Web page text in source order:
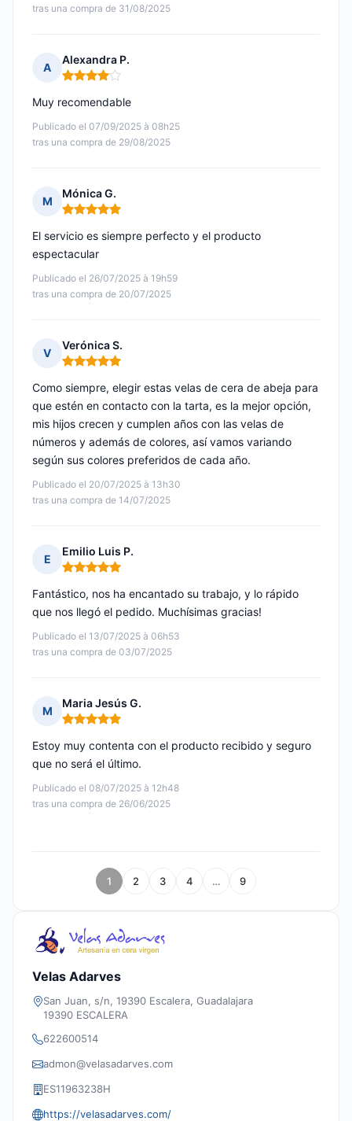
tras una compra de 31/08/2025
A
Alexandra P.
Nota: 4 de 5
Publicado el 07/09/2025 à 08h25
tras una compra de 29/08/2025
Muy recomendable
M
Mónica G.
Nota: 5 de 5
Publicado el 26/07/2025 à 19h59
tras una compra de 20/07/2025
El servicio es siempre perfecto y el producto
espectacular
V
Verónica S.
Nota: 5 de 5
Publicado el 20/07/2025 à 13h30
tras una compra de 14/07/2025
Como siempre, elegir estas velas de cera de abeja para
que estén en contacto con la tarta, es la mejor opción,
mis hijos crecen y cumplen años con las velas de
números y además de colores, así vamos variando
según sus colores preferidos de cada año.
E
Emilio Luis P.
Nota: 5 de 5
Publicado el 13/07/2025 à 06h53
tras una compra de 03/07/2025
Fantástico, nos ha encantado su trabajo, y lo rápido
que nos llegó el pedido. Muchísimas gracias!
M
Maria Jesús G.
Nota: 5 de 5
Publicado el 08/07/2025 à 12h48
tras una compra de 26/06/2025
Estoy muy contenta con el producto recibido y seguro
que no será el último.
1 2 3 4 … 9
Velas Adarves
San Juan, s/n, 19390 Escalera, Guadalajara
19390 ESCALERA
622600514
admon@velasadarves.com
ES11963238H
https://velasadarves.com/